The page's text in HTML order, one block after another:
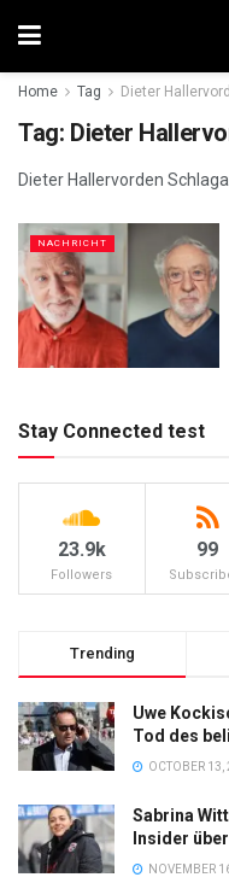
Home Tag Dieter
Tag: Dieter
Dieter Hallervorden
NACHRICHT
Stay Connected test
23.9k
Followers
99
Trending
Uwe
Tod des
OCTOBER 13,
Sabrina
Insider
NOVEMBER